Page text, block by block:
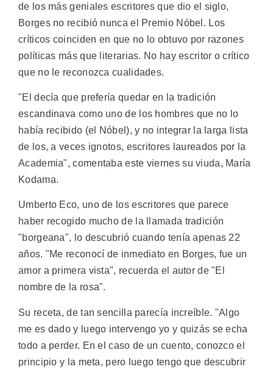
de los más geniales escritores que dio el siglo,
Borges no recibió nunca el Premio Nóbel. Los
críticos coinciden en que no lo obtuvo por razones
políticas más que literarias. No hay escritor o crítico
que no le reconozca cualidades.
"El decía que prefería quedar en la tradición
escandinava como uno de los hombres que no lo
había recibido (el Nóbel), y no integrar la larga lista
de los, a veces ignotos, escritores laureados por la
Academia", comentaba este viernes su viuda, María
Kodama.
Umberto Eco, uno de los escritores que parece
haber recogido mucho de la llamada tradición
"borgeana", lo descubrió cuando tenía apenas 22
años. "Me reconocí de inmediato en Borges, fue un
amor a primera vista", recuerda el autor de "El
nombre de la rosa".
Su receta, de tan sencilla parecía increíble. "Algo
me es dado y luego intervengo yo y quizás se echa
todo a perder. En el caso de un cuento, conozco el
principio y la meta, pero luego tengo que descubrir